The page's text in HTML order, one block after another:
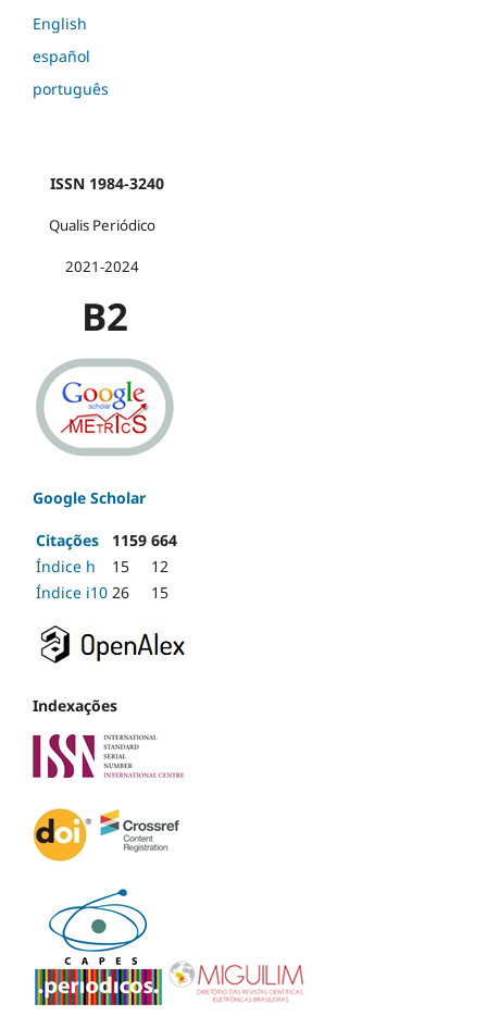
English
español
português
ISSN 1984-3240
Qualis Periódico
2021-2024
B2
Google Scholar
Citações 1159 664
Índice h
15
12
Índice i10 26 15
Indexações